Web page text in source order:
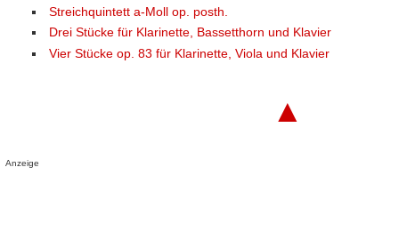
Streichquintett a-Moll op. posth.
Drei Stücke für Klarinette, Bassetthorn und Klavier
Vier Stücke op. 83 für Klarinette, Viola und Klavier
▲
Anzeige